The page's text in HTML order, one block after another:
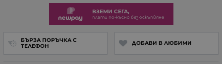
ВЗЕМИ СЕГА,
плати по-късно без оскъпвяне
БЪРЗА ПОРЪЧКА С
ТЕЛЕФОН
ДОБАВИ В ЛЮБИМИ